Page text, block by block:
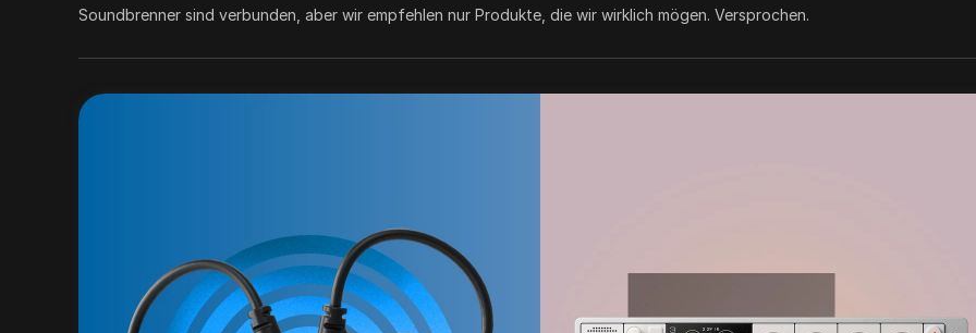
Soundbrenner sind verbunden, aber wir empfehlen nur Produkte, die wir wirklich mögen. Versprochen.